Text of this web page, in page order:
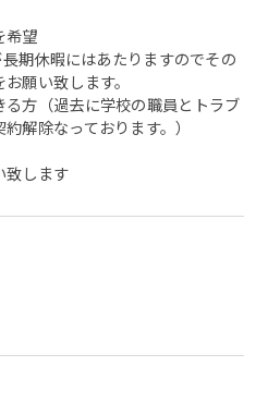
希望
期休暇にはあたりますのでその
願い致します。
方（過去に学校の職員とトラブ
解除なっております。）
します